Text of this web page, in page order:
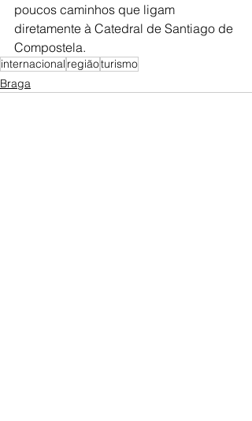
poucos caminhos que ligam
diretamente à Catedral de Santiago de
Compostela.
internacional regiãoturismo
Braga